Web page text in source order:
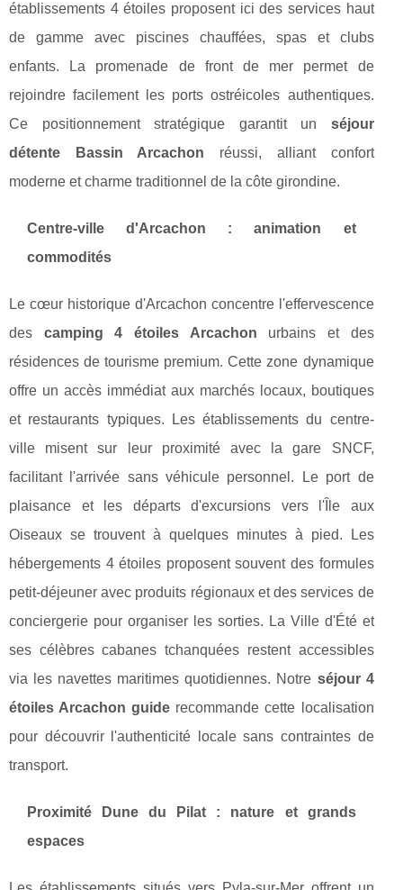
établissements 4 étoiles proposent ici des services haut
de gamme avec piscines chauffées, spas et clubs
enfants. La promenade de front de mer permet de
rejoindre facilement les ports ostréicoles authentiques.
Ce positionnement stratégique garantit un séjour
détente Bassin Arcachon réussi, alliant confort
moderne et charme traditionnel de la côte girondine.
Centre-ville d'Arcachon : animation et
commodités
Le cœur historique d'Arcachon concentre l'effervescence
des camping 4 étoiles Arcachon urbains et des
résidences de tourisme premium. Cette zone dynamique
offre un accès immédiat aux marchés locaux, boutiques
et restaurants typiques. Les établissements du centre-
ville misent sur leur proximité avec la gare SNCF,
facilitant l'arrivée sans véhicule personnel. Le port de
plaisance et les départs d'excursions vers l'Île aux
Oiseaux se trouvent à quelques minutes à pied. Les
hébergements 4 étoiles proposent souvent des formules
petit-déjeuner avec produits régionaux et des services de
conciergerie pour organiser les sorties. La Ville d'Été et
ses célèbres cabanes tchanquées restent accessibles
via les navettes maritimes quotidiennes. Notre séjour 4
étoiles Arcachon guide recommande cette localisation
pour découvrir l'authenticité locale sans contraintes de
transport.
Proximité Dune du Pilat : nature et grands
espaces